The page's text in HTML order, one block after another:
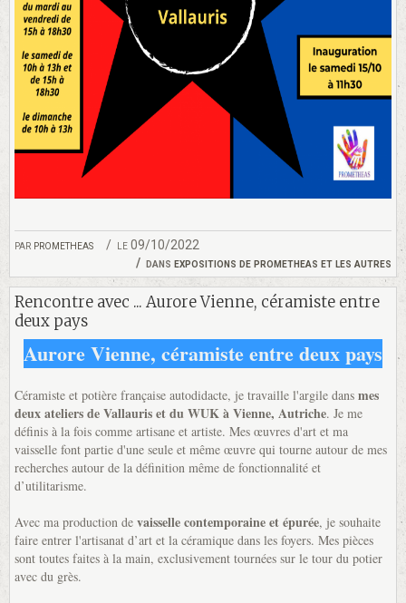
par prometheas
le 09/10/2022
dans expositions de prometheas et les autres
Rencontre avec ... Aurore Vienne, céramiste entre
deux pays
Aurore Vienne, céramiste entre deux pays
Céramiste et potière française autodidacte, je travaille l'argile dans mes
deux ateliers de Vallauris et du WUK à Vienne, Autriche. Je me
définis à la fois comme artisane et artiste. Mes œuvres d'art et ma
vaisselle font partie d'une seule et même œuvre qui tourne autour de mes
recherches autour de la définition même de fonctionnalité et
d’utilitarisme.
Avec ma production de vaisselle contemporaine et épurée, je souhaite
faire entrer l'artisanat d’art et la céramique dans les foyers. Mes pièces
sont toutes faites à la main, exclusivement tournées sur le tour du potier
avec du grès.